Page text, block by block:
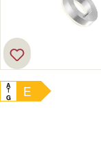
E
A
↑
G